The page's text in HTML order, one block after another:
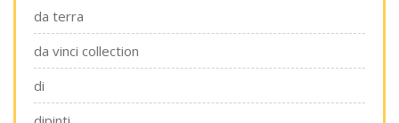
da terra
da vinci collection
di